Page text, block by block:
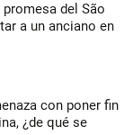
del São
a un anciano en
con poner fin
¿de qué se